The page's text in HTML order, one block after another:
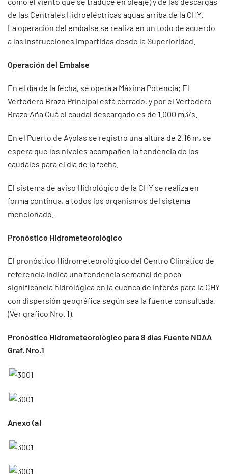
de las Centrales Hidroeléctricas aguas arriba de la CHY.
La operación del embalse se realiza en un todo de acuerdo
a las instrucciones impartidas desde la Superioridad.
Operación del Embalse
En el día de la fecha, se opera a Máxima Potencia; El
Vertedero Brazo Principal está cerrado, y por el Vertedero
Brazo Aña Cuá el caudal descargado es de 1.000 m3/s.
En el Puerto de Ayolas se registro una altura de 2.16 m, se
espera que los niveles acompañen la tendencia de los
caudales para el día de la fecha.
El sistema de aviso Hidrológico de la CHY se realiza en
forma continua, a todos los organismos del sistema
mencionado.
Pronóstico Hidrometeorológico
El pronóstico Hidrometeorológico del Centro Climático de
referencia indica una tendencia semanal de poca
significancia hidrológica en la cuenca de interés para la CHY
con dispersión geográfica según sea la fuente consultada.
(Ver grafico Nro. 1).
Pronóstico Hidrometeorológico para 8 días Fuente NOAA
Graf. Nro.1
Anexo (a)